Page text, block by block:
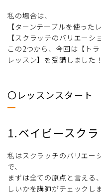
私の場合は、
【ターンテーブルを使った
【スクラッチのバリエーシ
この2つから、今回は【ト
レッスン】を受講しました！
〇レッスンスタート
1.ベイビースク
私はスクラッチのバリエー
で、
まずは全ての原点と言える
しいかを講師がチェックしま